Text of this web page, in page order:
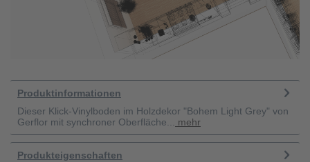
Produktinformationen
Dieser Klick-Vinylboden im Holzdekor "Bohem Light Grey" von
Gerflor mit synchroner Oberfläche...
mehr
Produkteigenschaften